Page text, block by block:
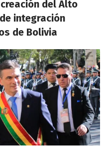
del Alto
integración
de Bolivia